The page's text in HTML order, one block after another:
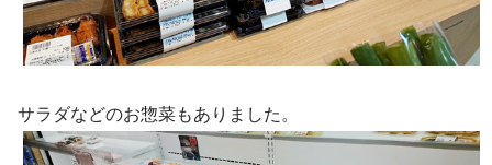
サラダなどのお惣菜もありました。